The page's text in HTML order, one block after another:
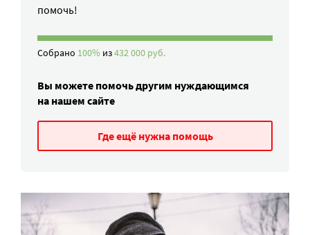
помочь!
Собрано 100% из432 000 руб.
Вы можете помочь другим нуждающимся
на нашем сайте
Где ещё нужна помощь